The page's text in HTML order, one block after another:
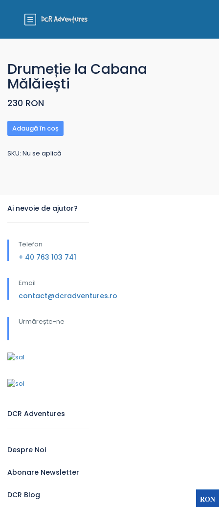
Drumeție la Cabana
Mălăiești
230 RON
Adaugă în coș
SKU: Nu se aplică
Ai nevoie de ajutor?
Telefon
+ 40 763 103 741
Email
contact@dcradventures.ro
Urmărește-ne
DCR Adventures
Despre Noi
Abonare Newsletter
DCR Blog
RON